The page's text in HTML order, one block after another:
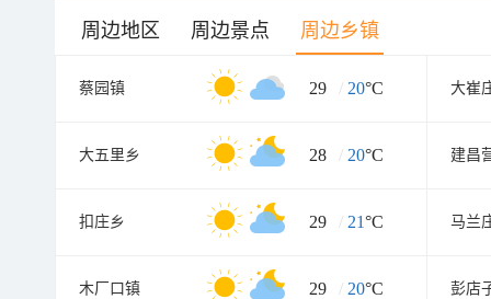
周边地区 周边景点 周边乡镇
蔡园镇 29 / 20°C 大崔
大五里乡 28 / 20°C 建昌
扣庄乡 29 / 21°C 马兰
木厂口镇 29 / 20°C 彭店